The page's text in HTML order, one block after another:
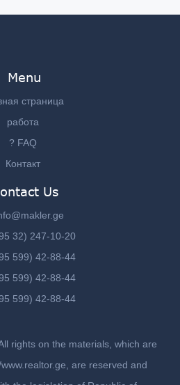
Menu
страница
работа
? FAQ
Контакт
Us
32) 247-10-20
599) 42-88-44
599) 42-88-44
599) 42-88-44
rights on the materials, which are
are reserved and